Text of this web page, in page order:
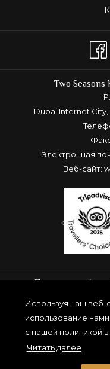
Используя наш веб-
использование
с нашей политикой
Читать далее
Two
Dubai Internet
Электронная
Веб-сайт:
Назад